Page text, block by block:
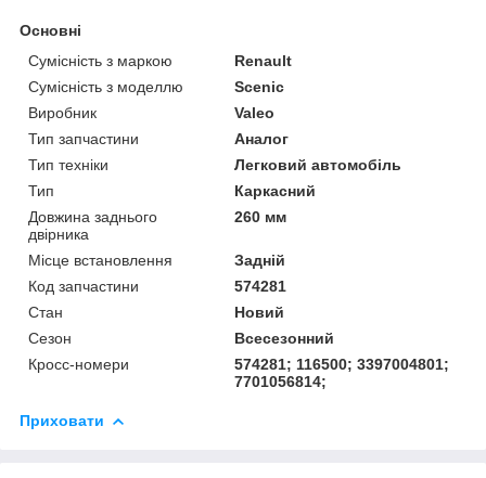
Основні
Сумісність з маркою
Renault
Сумісність з моделлю
Scenic
Виробник
Valeo
Тип запчастини
Аналог
Тип техніки
Легковий автомобіль
Тип
Каркасний
Довжина заднього
двірника
260 мм
Місце встановлення
Задній
Код запчастини
574281
Стан
Новий
Сезон
Всесезонний
Кросс-номери
574281; 116500; 3397004801;
7701056814;
Приховати